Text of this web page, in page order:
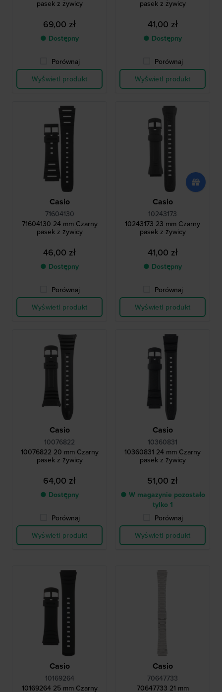
pasek z żywicy
69,00 zł
● Dostępny
Porównaj
Wyświetl produkt
pasek z żywicy
41,00 zł
● Dostępny
Porównaj
Wyświetl produkt
Casio
71604130
71604130 24 mm Czarny
pasek z żywicy
46,00 zł
● Dostępny
Porównaj
Wyświetl produkt
Casio
10243173
10243173 23 mm Czarny
pasek z żywicy
41,00 zł
● Dostępny
Porównaj
Wyświetl produkt
Casio
10076822
10076822 20 mm Czarny
pasek z żywicy
64,00 zł
● Dostępny
Porównaj
Wyświetl produkt
Casio
10360831
10360831 24 mm Czarny
pasek z żywicy
51,00 zł
● W magazynie pozostało
tylko 1
Porównaj
Wyświetl produkt
Casio
10169264
10169264 25 mm Czarny
Casio
70647733
70647733 21 mm